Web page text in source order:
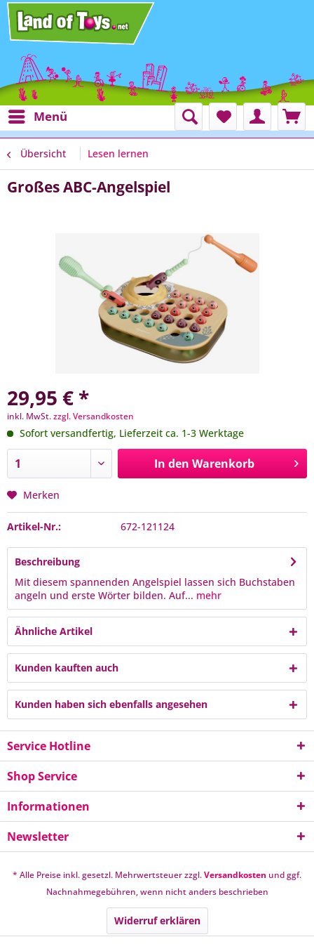
Menü
Übersicht Lesen lernen
Großes ABC-Angelspiel
29,95 € *
inkl. MwSt.zzgl. Versandkosten
Sofort versandfertig, Lieferzeit ca. 1-3 Werktage
In den Warenkorb
Merken
Artikel-Nr.: 672-121124
Beschreibung
Mit diesem spannenden Angelspiel lassen sich Buchstaben
angeln und erste Wörter bilden. Auf... mehr
Ähnliche Artikel
Kunden kauften auch
Kunden haben sich ebenfalls angesehen
Service Hotline
Shop Service
Informationen
Newsletter
* Alle Preise inkl. gesetzl. Mehrwertsteuer zzgl.Versandkosten und ggf.
Nachnahmegebühren, wenn nicht anders beschrieben
Widerruf erklären